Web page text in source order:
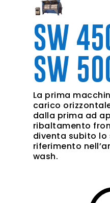
SW
SW
La prima
carico
dalla prima ad
ribaltamento
diventa subito
riferimento
wash.